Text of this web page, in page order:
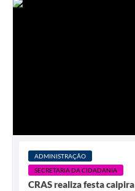
ADMINISTRAÇÃO
SECRETARIA DA CIDADANIA
CRAS realiza festa caipira